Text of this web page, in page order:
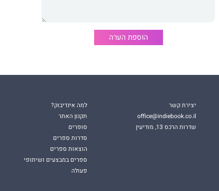
הוספת הערה
יצירת קשר
office@indiebook.co.il
שדרות הרכס 13, מודיעין
למה אינדיבוק?
תקנון האתר
סופרים
סדרות ספרים
הוצאות ספרים
ספרים במבצעים ושיתופי
פעולה